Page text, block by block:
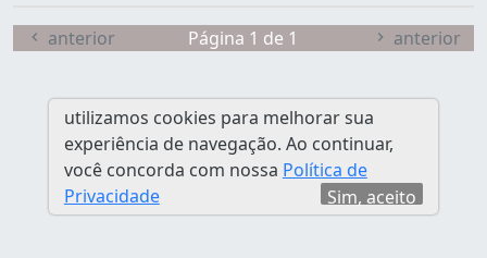
Maruípe (3)
Praia do Canto (8)
Redenção (1)
República (1)
Resistência (1)
Santa Lúcia (1)
anterior Página 1 de 1 anterior
utilizamos cookies para melhorar sua
experiência de navegação. Ao continuar,
você concorda com nossa Política de
Privacidade
Sim, aceito